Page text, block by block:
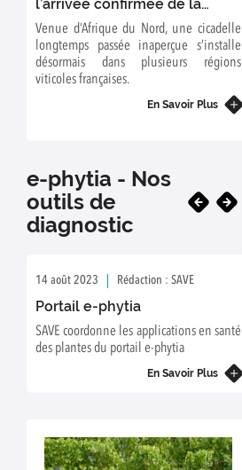
l’arrivée confirmée de la
cicadelle africaine dans les
vignobles français
Venue d’Afrique du Nord, une cicadelle
longtemps passée inaperçue s’installe
désormais dans plusieurs régions
viticoles françaises.
En Savoir Plus
e-phytia - Nos
outils de
diagnostic
14 août 2023 Rédaction : SAVE
Portail e-phytia
SAVE coordonne les applications en santé
des plantes du portail e-phytia
En Savoir Plus